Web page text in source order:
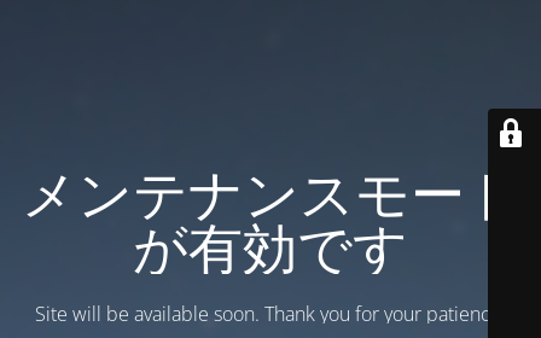
メンテナンスモード
が有効です
Site will be available soon. Thank you for your patience!